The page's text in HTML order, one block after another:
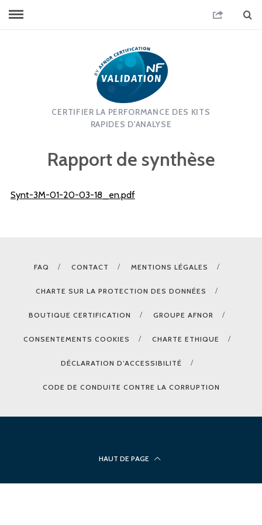
CERTIFIER LA PERFORMANCE DES KITS
RAPIDES D'ANALYSE
Rapport de synthèse
Synt-3M-01-20-03-18_en.pdf
FAQ CONTACT MENTIONS LÉGALES
CHARTE SUR LA PROTECTION DES DONNÉES
BOUTIQUE CERTIFICATION GROUPE AFNOR
CONSENTEMENTS COOKIES CHARTE ETHIQUE
DÉCLARATION D’ACCESSIBILITÉ
CODE DE CONDUITE CONTRE LA CORRUPTION
HAUT DE PAGE